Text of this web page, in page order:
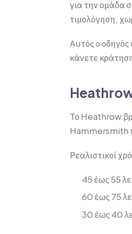
για την ομάδα
τιμολόγηση,
Αυτός ο
κάνετε
Heathrow
Το Heathrow
Hammersmith
Ρεαλιστικοί
45 έως 55
60 έως 75
30 έως 40